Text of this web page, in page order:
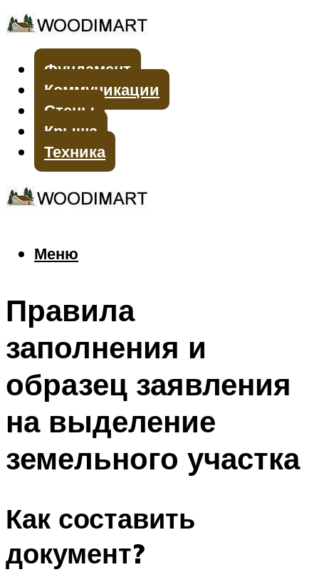
Фундамент
Коммуникации
Стены
Крыша
Техника
Меню
Меню
Правила
заполнения и
образец заявления
на выделение
земельного участка
Как составить
документ?